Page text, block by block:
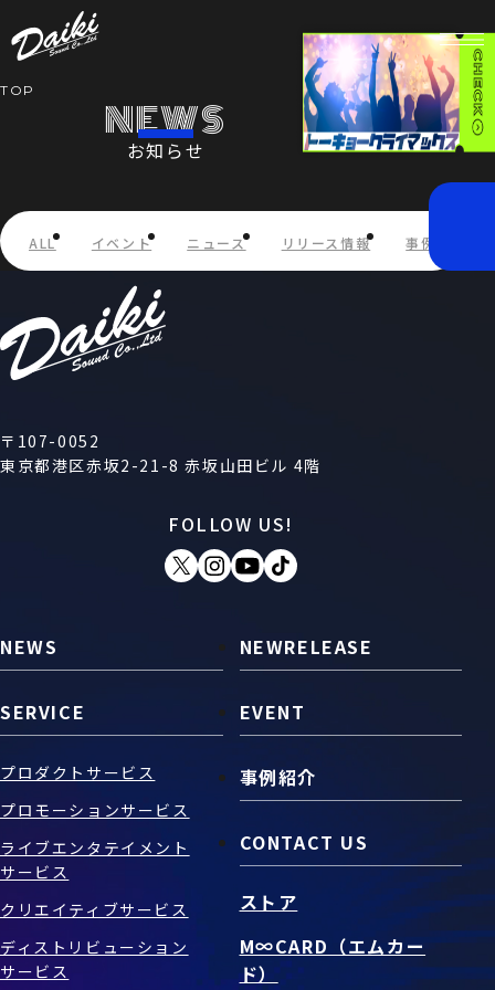
SNS
お問い合わせ
NEWS
SERVICE
COMPANY
STORE
TOP
NEWS
お知らせ
ALL イベント ニュース リリース情報 事例紹介
〒107-0052
東京都港区赤坂2-21-8 赤坂山田ビル 4階
FOLLOW US!
NEWS
SERVICE
プロダクトサービス
プロモーションサービス
ライブエンタテイメント
サービス
クリエイティブサービス
ディストリビューション
サービス
NEWRELEASE
EVENT
事例紹介
CONTACT US
ストア
M∞CARD（エムカー
ド）